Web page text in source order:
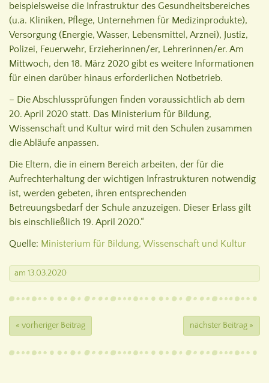
beispielsweise die Infrastruktur des Gesundheitsbereiches
(u.a. Kliniken, Pflege, Unternehmen für Medizinprodukte),
Versorgung (Energie, Wasser, Lebensmittel, Arznei), Justiz,
Polizei, Feuerwehr, Erzieherinnen/er, Lehrerinnen/er. Am
Mittwoch, den 18. März 2020 gibt es weitere Informationen
für einen darüber hinaus erforderlichen Notbetrieb.
– Die Abschlussprüfungen finden voraussichtlich ab dem
20. April 2020 statt. Das Ministerium für Bildung,
Wissenschaft und Kultur wird mit den Schulen zusammen
die Abläufe anpassen.
Die Eltern, die in einem Bereich arbeiten, der für die
Aufrechterhaltung der wichtigen Infrastrukturen notwendig
ist, werden gebeten, ihren entsprechenden
Betreuungsbedarf der Schule anzuzeigen. Dieser Erlass gilt
bis einschließlich 19. April 2020.“
Quelle: Ministerium für Bildung, Wissenschaft und Kultur
am 13.03.2020
« vorheriger Beitrag nächster Beitrag »